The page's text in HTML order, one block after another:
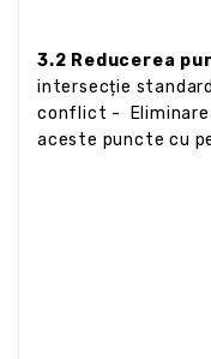
3.2 Reducerea
intersecție
conflict -
aceste puncte cu